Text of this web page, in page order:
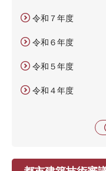
令和７年度
令和６年度
令和５年度
令和４年度